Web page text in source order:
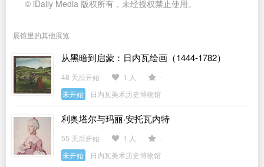
© iDaily Media 版权所有，未经授权禁止使用。
展馆里的其他展览
从黑暗到启蒙：日内瓦绘画（1444-1782）
48 天后开始 1 人
-
未开始
日内瓦美术历史博物馆
利奥塔尔与玛丽·安托瓦内特
55 天后开始 1 人
-
未开始
日内瓦美术历史博物馆